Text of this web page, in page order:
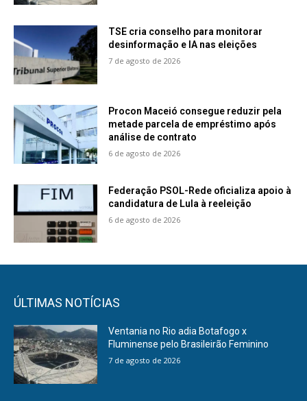
TSE cria conselho para monitorar
desinformação e IA nas eleições
7 de agosto de 2026
Procon Maceió consegue reduzir pela
metade parcela de empréstimo após
análise de contrato
6 de agosto de 2026
Federação PSOL-Rede oficializa apoio à
candidatura de Lula à reeleição
6 de agosto de 2026
ÚLTIMAS NOTÍCIAS
Ventania no Rio adia Botafogo x
Fluminense pelo Brasileirão Feminino
7 de agosto de 2026